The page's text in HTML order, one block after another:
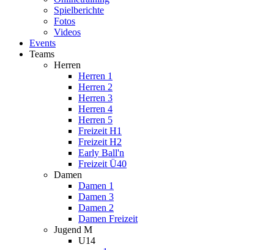
Spielberichte
Fotos
Videos
Events
Teams
Herren
Herren 1
Herren 2
Herren 3
Herren 4
Herren 5
Freizeit H1
Freizeit H2
Early Ball'n
Freizeit Ü40
Damen
Damen 1
Damen 3
Damen 2
Damen Freizeit
Jugend M
U14